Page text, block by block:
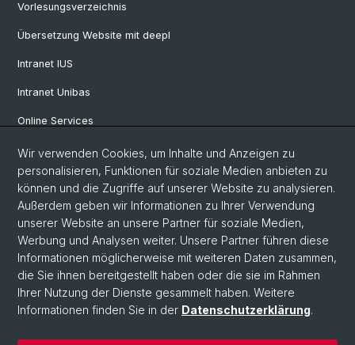
Vorlesungsverzeichnis
Übersetzung Website mit deepl
Intranet IUS
Intranet Unibas
Online Services
Social Media
Instagram
LinkedIn
TikTok
Wir verwenden Cookies, um Inhalte und Anzeigen zu
personalisieren, Funktionen für soziale Medien anbieten zu
können und die Zugriffe auf unserer Website zu analysieren.
Außerdem geben wir Informationen zu Ihrer Verwendung
unserer Website an unsere Partner für soziale Medien,
Werbung und Analysen weiter. Unsere Partner führen diese
Informationen möglicherweise mit weiteren Daten zusammen,
die Sie ihnen bereitgestellt haben oder die sie im Rahmen
Ihrer Nutzung der Dienste gesammelt haben. Weitere
Informationen finden Sie in der Datenschutzerklärung.